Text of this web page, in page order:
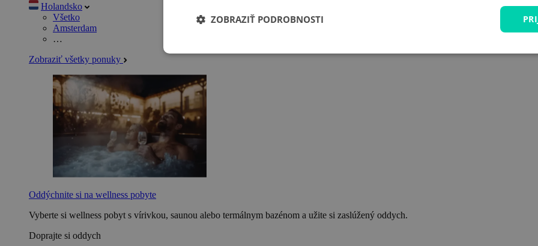
Holandsko
Všetko
Amsterdam
…
Zobraziť všetky ponuky
Oddýchnite si na wellness pobyte
Vyberte si wellness pobyt s vírivkou, saunou alebo termálnym bazénom a užite si zaslúžený oddych.
Doprajte si oddych
ZOBRAZIŤ PODROBNOSTI